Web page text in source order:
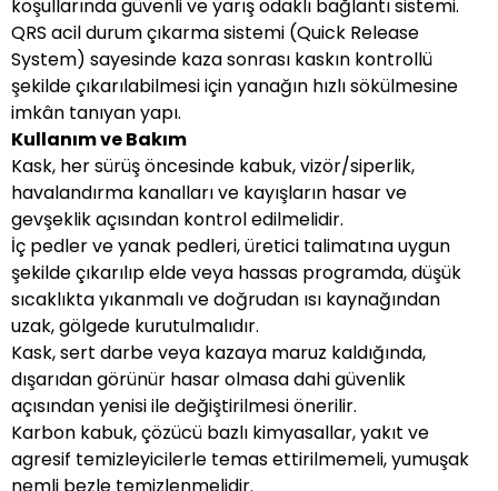
koşullarında güvenli ve yarış odaklı bağlantı sistemi.
QRS acil durum çıkarma sistemi (Quick Release
System) sayesinde kaza sonrası kaskın kontrollü
şekilde çıkarılabilmesi için yanağın hızlı sökülmesine
imkân tanıyan yapı.
Kullanım ve Bakım
Kask, her sürüş öncesinde kabuk, vizör/siperlik,
havalandırma kanalları ve kayışların hasar ve
gevşeklik açısından kontrol edilmelidir.
İç pedler ve yanak pedleri, üretici talimatına uygun
şekilde çıkarılıp elde veya hassas programda, düşük
sıcaklıkta yıkanmalı ve doğrudan ısı kaynağından
uzak, gölgede kurutulmalıdır.
Kask, sert darbe veya kazaya maruz kaldığında,
dışarıdan görünür hasar olmasa dahi güvenlik
açısından yenisi ile değiştirilmesi önerilir.
Karbon kabuk, çözücü bazlı kimyasallar, yakıt ve
agresif temizleyicilerle temas ettirilmemeli, yumuşak